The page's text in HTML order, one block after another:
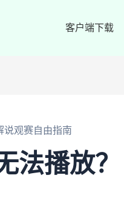
客户端下载
说观赛自由指南
法播放？